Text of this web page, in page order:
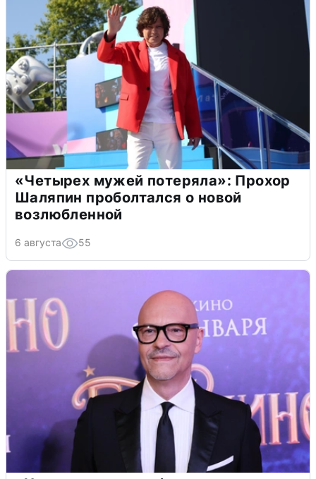
«Четырех мужей потеряла»: Прохор
Шаляпин проболтался о новой
возлюбленной
6 августа 55